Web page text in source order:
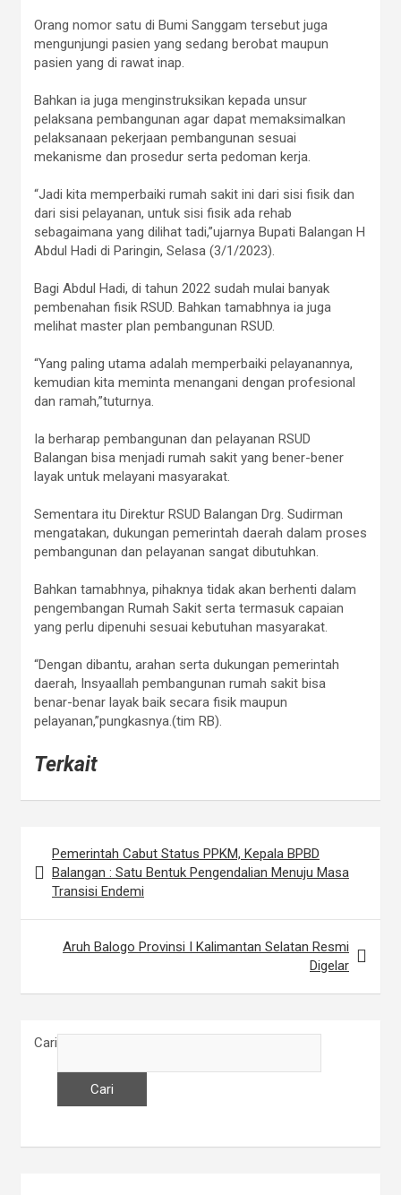
Orang nomor satu di Bumi Sanggam tersebut juga
mengunjungi pasien yang sedang berobat maupun
pasien yang di rawat inap.
Bahkan ia juga menginstruksikan kepada unsur
pelaksana pembangunan agar dapat memaksimalkan
pelaksanaan pekerjaan pembangunan sesuai
mekanisme dan prosedur serta pedoman kerja.
“Jadi kita memperbaiki rumah sakit ini dari sisi fisik dan
dari sisi pelayanan, untuk sisi fisik ada rehab
sebagaimana yang dilihat tadi,”ujarnya Bupati Balangan H
Abdul Hadi di Paringin, Selasa (3/1/2023).
Bagi Abdul Hadi, di tahun 2022 sudah mulai banyak
pembenahan fisik RSUD. Bahkan tamabhnya ia juga
melihat master plan pembangunan RSUD.
“Yang paling utama adalah memperbaiki pelayanannya,
kemudian kita meminta menangani dengan profesional
dan ramah,”tuturnya.
Ia berharap pembangunan dan pelayanan RSUD
Balangan bisa menjadi rumah sakit yang bener-bener
layak untuk melayani masyarakat.
Sementara itu Direktur RSUD Balangan Drg. Sudirman
mengatakan, dukungan pemerintah daerah dalam proses
pembangunan dan pelayanan sangat dibutuhkan.
Bahkan tamabhnya, pihaknya tidak akan berhenti dalam
pengembangan Rumah Sakit serta termasuk capaian
yang perlu dipenuhi sesuai kebutuhan masyarakat.
“Dengan dibantu, arahan serta dukungan pemerintah
daerah, Insyaallah pembangunan rumah sakit bisa
benar-benar layak baik secara fisik maupun
pelayanan,”pungkasnya.(tim RB).
Terkait
v
a
s
Pemerintah Cabut Status PPKM, Kepala BPBD
Balangan : Satu Bentuk Pengendalian Menuju Masa
Transisi Endemi
Aruh Balogo Provinsi I Kalimantan Selatan Resmi
Digelar
Cari
Cari